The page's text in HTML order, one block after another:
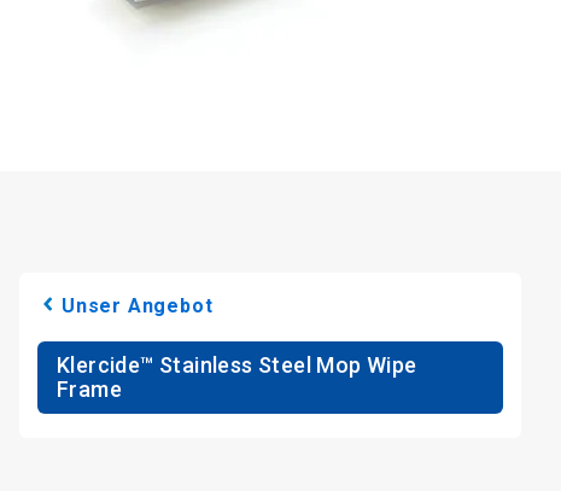
Unser Angebot
Klercide™ Stainless Steel Mop Wipe
Frame